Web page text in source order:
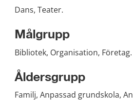
Dans, Teater.
Målgrupp
Bibliotek, Organisation, Företag.
Åldersgrupp
Familj, Anpassad grundskola,